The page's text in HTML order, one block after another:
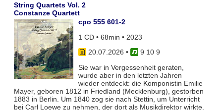
String Quartets Vol. 2
Constanze Quartett
cpo 555 601-2
1 CD • 68min • 2023
20.07.2026 •
9 10 9
Sie war in Vergessenheit geraten,
wurde aber in den letzten Jahren
wieder entdeckt: die Komponistin Emilie
Mayer, geboren 1812 in Friedland (Mecklenburg), gestorben
1883 in Berlin. Um 1840 zog sie nach Stettin, um Unterricht
bei Carl Loewe zu nehmen, der dort als Musikdirektor wirkte.